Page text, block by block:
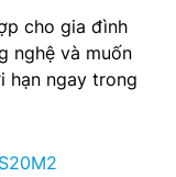
cho gia đình
nghệ và muốn
hạn ngay trong